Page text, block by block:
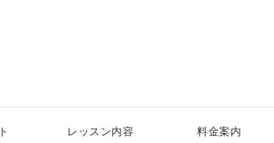
レッスン内容 料金案内